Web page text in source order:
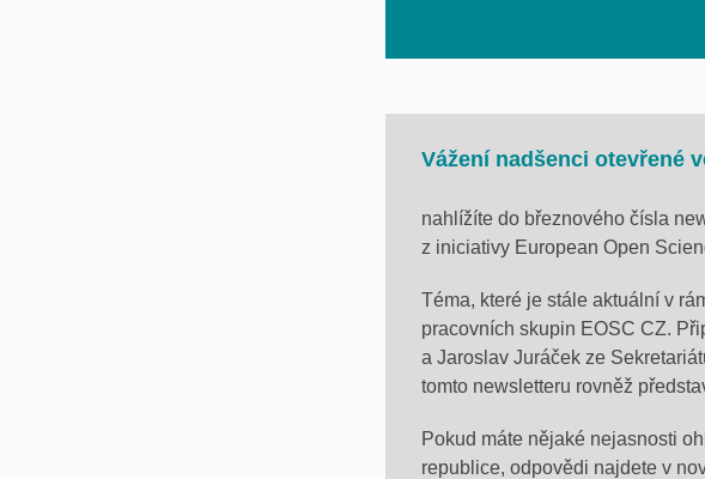
Vážení nadšenci otevřené
nahlížíte do březnového čísla
z iniciativy European Open
Téma, které je stále aktuální v
pracovních skupin EOSC CZ.
a Jaroslav Juráček ze
tomto newsletteru rovněž
Pokud máte nějaké nejasnosti
republice, odpovědi najdete v